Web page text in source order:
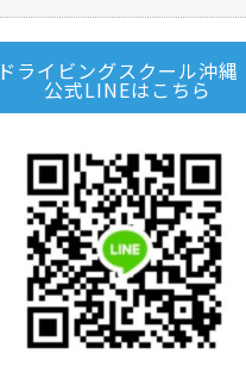
ドライビングスクール沖縄
公式LINEはこちら